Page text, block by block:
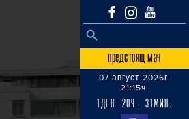
Search
SEARCH BUTTON
предстоящ мач
07 август 2026г.
21:15ч.
1ДЕН 20Ч. 31МИН.